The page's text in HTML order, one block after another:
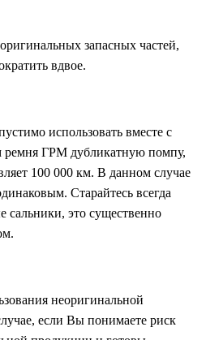
запасных частей,
вдвое.
использовать вместе с
ремня ГРМ дубликатную помпу,
100 000 км. В данном случае
Старайтесь всегда
сальники, это существенно
неоригинальной
если Вы понимаете риск